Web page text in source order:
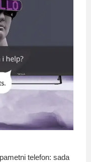
telefon: sada